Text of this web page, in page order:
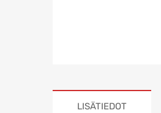
LISÄTIEDOT